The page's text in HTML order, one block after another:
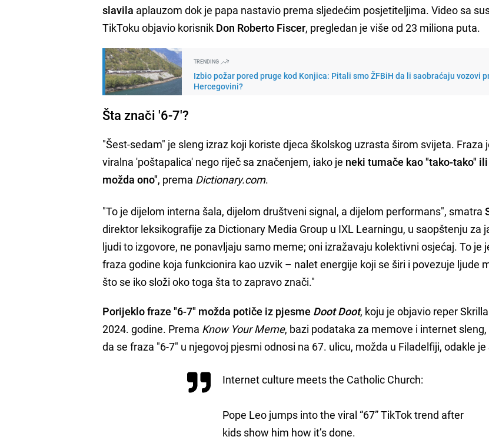
slavila aplauzom dok je papa nastavio prema sljedećim posjetiteljima. Video sa
TikToku objavio korisnik Don Roberto Fiscer, pregledan je više od 23 miliona puta.
TRENDING
Izbio požar pored pruge kod Konjica: Pitali smo ŽFBiH da li saobraćaju vozovi
Hercegovini?
Šta znači '6-7'?
"Šest-sedam" je sleng izraz koji koriste djeca školskog uzrasta širom svijeta. Fraza
viralna 'poštapalica' nego riječ sa značenjem, iako je neki tumače kao "tako-tako"
možda ono", prema Dictionary.com.
"To je dijelom interna šala, dijelom društveni signal, a dijelom performans", smatra
direktor leksikografije za Dictionary Media Group u IXL Learningu, u saopštenju za
ljudi to izgovore, ne ponavljaju samo meme; oni izražavaju kolektivni osjećaj. To je
fraza godine koja funkcionira kao uzvik – nalet energije koji se širi i povezuje ljude
što se iko složi oko toga šta to zapravo znači."
Porijeklo fraze "6-7" možda potiče iz pjesme Doot Doot, koju je objavio reper
2024. godine. Prema Know Your Meme, bazi podataka za memove i internet
da se fraza "6-7" u njegovoj pjesmi odnosi na 67. ulicu, možda u Filadelfiji, odakle je
Internet culture meets the Catholic Church:
Pope Leo jumps into the viral “67” TikTok trend after
kids show him how it’s done.